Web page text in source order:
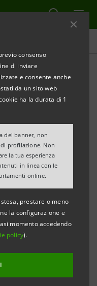
consenso
di inviare
e consente anche
da un sito web
ha la durata di 1
del banner, non
profilazione. Non
la tua esperienza
in linea con le
online.
prestare o meno
la configurazione e
momento accedendo
policy).
DEL FARMACO
farmaci da banco
più di 150 soci
Intesa Sanpaolo
Sanpaolo rinnova il
di Raccolta del
che si svolgerà